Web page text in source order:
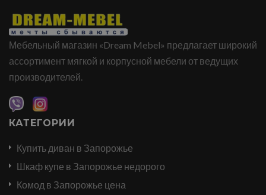
Мебельный магазин «Dream Mebel» предлагает широкий
ассортимент мягкой и корпусной мебели от ведущих
производителей.
КАТЕГОРИИ
Купить диван в Запорожье
Шкаф купе в Запорожье недорого
Комод в Запорожье цена